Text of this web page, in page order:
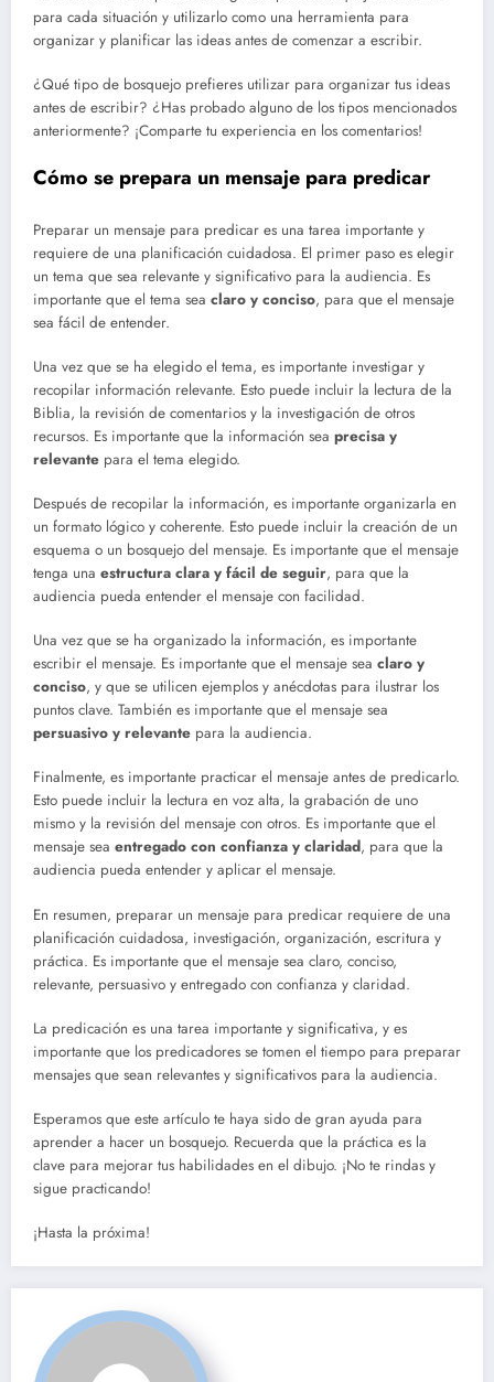
para cada situación y utilizarlo como una herramienta para
organizar y planificar las ideas antes de comenzar a escribir.
¿Qué tipo de bosquejo prefieres utilizar para organizar tus ideas
antes de escribir? ¿Has probado alguno de los tipos mencionados
anteriormente? ¡Comparte tu experiencia en los comentarios!
Cómo se prepara un mensaje para predicar
Preparar un mensaje para predicar es una tarea importante y
requiere de una planificación cuidadosa. El primer paso es elegir
un tema que sea relevante y significativo para la audiencia. Es
importante que el tema sea claro y conciso, para que el mensaje
sea fácil de entender.
Una vez que se ha elegido el tema, es importante investigar y
recopilar información relevante. Esto puede incluir la lectura de la
Biblia, la revisión de comentarios y la investigación de otros
recursos. Es importante que la información sea precisa y
relevante para el tema elegido.
Después de recopilar la información, es importante organizarla en
un formato lógico y coherente. Esto puede incluir la creación de un
esquema o un bosquejo del mensaje. Es importante que el mensaje
tenga una estructura clara y fácil de seguir, para que la
audiencia pueda entender el mensaje con facilidad.
Una vez que se ha organizado la información, es importante
escribir el mensaje. Es importante que el mensaje sea claro y
conciso, y que se utilicen ejemplos y anécdotas para ilustrar los
puntos clave. También es importante que el mensaje sea
persuasivo y relevante para la audiencia.
Finalmente, es importante practicar el mensaje antes de predicarlo.
Esto puede incluir la lectura en voz alta, la grabación de uno
mismo y la revisión del mensaje con otros. Es importante que el
mensaje sea entregado con confianza y claridad, para que la
audiencia pueda entender y aplicar el mensaje.
En resumen, preparar un mensaje para predicar requiere de una
planificación cuidadosa, investigación, organización, escritura y
práctica. Es importante que el mensaje sea claro, conciso,
relevante, persuasivo y entregado con confianza y claridad.
La predicación es una tarea importante y significativa, y es
importante que los predicadores se tomen el tiempo para preparar
mensajes que sean relevantes y significativos para la audiencia.
Esperamos que este artículo te haya sido de gran ayuda para
aprender a hacer un bosquejo. Recuerda que la práctica es la
clave para mejorar tus habilidades en el dibujo. ¡No te rindas y
sigue practicando!
¡Hasta la próxima!